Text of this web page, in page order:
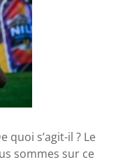
quoi s’agit-il ? Le
sommes sur ce